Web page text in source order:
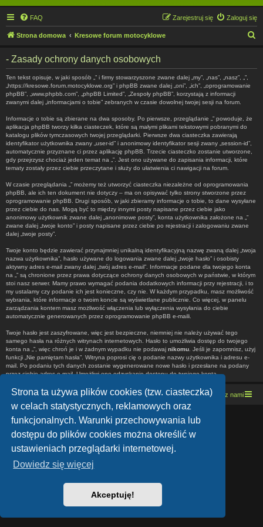
Strona ta używa plików cookies (tzw. ciasteczka)
w celach statystycznych, reklamowych oraz
funkcjonalnych. Warunki przechowywania lub
dostępu do plików cookies można określić w
ustawieniach przeglądarki internetowej.
Dowiedz się więcej
Akceptuję!
FAQ Zaloguj się
Zarejestruj się
Strona domowa Kresowe forum motocyklowe
- Zasady ochrony danych osobowych
Ten tekst opisuje, w jaki sposób „” i firmy stowarzyszone zwane dalej „my”, „nas”, „nasz”, „”,
„https://kresowe.forum.motocyklowe.org” i phpBB zwane dalej „oni”, „ich”, „oprogramowanie
phpBB”, „www.phpbb.com”, „phpBB Limited”, „Zespoły phpBB”, korzystają z informacji
zwanymi dalej „informacjami o tobie” zebranych w czasie dowolnej twojej sesji na forum.
Informacje o tobie są zbierane na dwa sposoby. Po pierwsze, przeglądanie „” powoduje, że
aplikacja phpBB tworzy kilka ciasteczek, które są małymi plikami tekstowymi pobranymi do
katalogu plików tymczasowych twojej przeglądarki. Pierwsze dwa ciasteczka zawierają
identyfikator użytkownika zwany „user-id” i anonimowy identyfikator sesji zwany „session-id”,
automatycznie przyznane ci przez aplikację phpBB. Trzecie ciasteczko zostanie utworzone,
gdy przejrzysz chociaż jeden temat na „”. Jest ono używane do zapisania informacji, które
tematy zostały przez ciebie przeczytane i służy do ułatwienia ci nawigacji na forum.
W czasie przeglądania „” możemy też utworzyć ciasteczka niezależne od oprogramowania
phpBB, ale ich ten dokument nie dotyczy – ma on opisywać tylko strony stworzone przez
oprogramowanie phpBB. Drugi sposób, w jaki zbieramy informacje o tobie, to dane wysyłane
przez ciebie do nas. Mogą być to między innymi posty napisane przez ciebie jako
anonimowy użytkownik zwane dalej „anonimowe posty”, konta użytkownika założone na „”
zwane dalej „twoje konto” i posty napisane przez ciebie po rejestracji i zalogowaniu zwane
dalej „twoje posty”.
Twoje konto będzie zawierać przynajmniej unikalną identyfikacyjną nazwę zwaną dalej „twoja
nazwa użytkownika”, hasło używane do logowania zwane dalej „twoje hasło” i osobisty
aktywny adres e-mail zwany dalej „twój adres e-mail”. Informacje podane dla twojego konta
na „” są chronione przez prawa dotyczące ochrony danych osobowych w państwie, w którym
stoi nasz serwer. Mamy prawo wymagać podania dodatkowych informacji przy rejestracji, i to
my ustalamy czy podanie ich jest konieczne, czy nie. W każdym przypadku, masz możliwość
wybrania, które informacje o twoim koncie są wyświetlane publicznie. Co więcej, w panelu
zarządzania kontem masz możliwość włączenia lub wyłączenia wysyłania do ciebie
automatycznie generowanych przez oprogramowanie phpBB e-maili.
Twoje hasło jest zaszyfrowane, więc jest bezpieczne, niemniej nie należy używać tego
samego hasła na różnych witrynach internetowych. Hasło to umożliwia dostęp do twojego
konta na „”, więc chroń je i w żadnym wypadku nie podawaj nikomu . Jeśli je zapomnisz, użyj
funkcji „Nie pamiętam hasła”. Witryna poprosi cię o podanie nazwy użytkownika i adresu e-
mail. Po podaniu tych danych zostanie wygenerowane nowe hasło i przesłane na podany
przez ciebie adres e-mail. Umożliwi ono odzyskanie dostępu do twojego konta.
Strona domowa Kresowe forum motocyklowe Kontakt z nami
Lucid Lime style created byMelvin García
Co-Author:
MannixMD
Style Version: 1.1.9
Technologię dostarcza
Polski pakiet językowy dostarczaphpBB.pl
Zasady ochrony danych osobowych